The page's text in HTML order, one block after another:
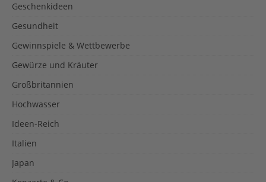
Geschenkideen
Gesundheit
Gewinnspiele & Wettbewerbe
Gewürze und Kräuter
Großbritannien
Hochwasser
Ideen-Reich
Italien
Japan